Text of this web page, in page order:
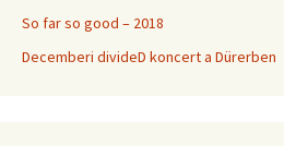
So far so good – 2018
Decemberi divideD koncert a Dürerben